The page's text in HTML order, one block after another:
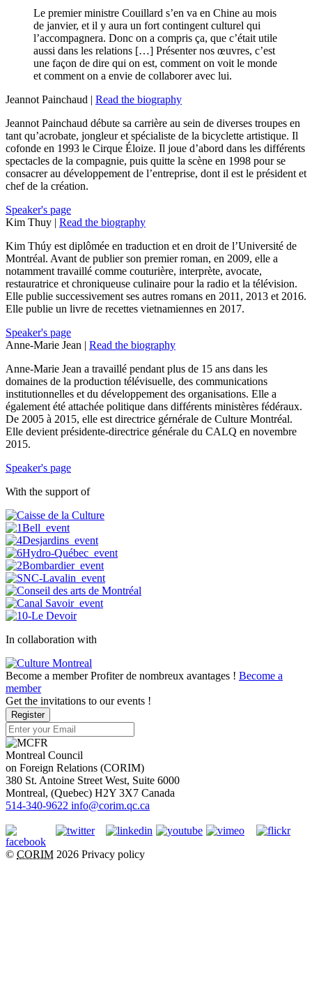
Le premier ministre Couillard s’en va en Chine au mois
de janvier, et il y aura un fort contingent culturel qui
l’accompagnera. Donc on a compris ça, que c’était utile
aussi dans les relations […] Présenter nos œuvres, c’est
une façon de dire qui on est, comment on voit le monde
et comment on a envie de collaborer avec lui.
Jeannot Painchaud | Read the biography
Jeannot Painchaud débute sa carrière au sein de diverses troupes en
tant qu’acrobate, jongleur et spécialiste de la bicyclette artistique. Il
cofonde en 1993 le Cirque Éloize. Il joue d’abord dans les différents
spectacles de la compagnie, puis quitte la scène en 1998 pour se
consacrer au développement de l’entreprise, dont il est le président et
chef de la création.
Speaker's page
Kim Thuy | Read the biography
Kim Thúy est diplômée en traduction et en droit de l’Université de
Montréal. Avant de publier son premier roman, en 2009, elle a
notamment travaillé comme couturière, interprète, avocate,
restauratrice et chroniqueuse culinaire pour la radio et la télévision.
Elle publie successivement ses autres romans en 2011, 2013 et 2016.
Elle publie un livre de recettes vietnamiennes en 2017.
Speaker's page
Anne-Marie Jean | Read the biography
Anne-Marie Jean a travaillé pendant plus de 15 ans dans les
domaines de la production télévisuelle, des communications
institutionnelles et du développement des organisations. Elle a
également été attachée politique dans différents ministères fédéraux.
De 2005 à 2015, elle est directrice gérnérale de Culture Montréal.
Elle devient présidente-directrice générale du CALQ en novembre
2015.
Speaker's page
With the support of
In collaboration with
Become a member Profiter de nombreux avantages ! Become a
member
Get the invitations to our events !
Register
Montreal Council
on Foreign Relations (CORIM)
380 St. Antoine Street West, Suite 6000
Montreal, (Quebec) H2Y 3X7 Canada
514-340-9622 info@corim.qc.ca
© CORIM 2026 Privacy policy